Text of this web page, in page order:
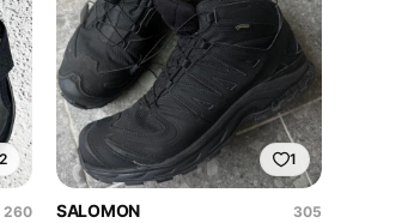
2
260
1
SALOMON
305